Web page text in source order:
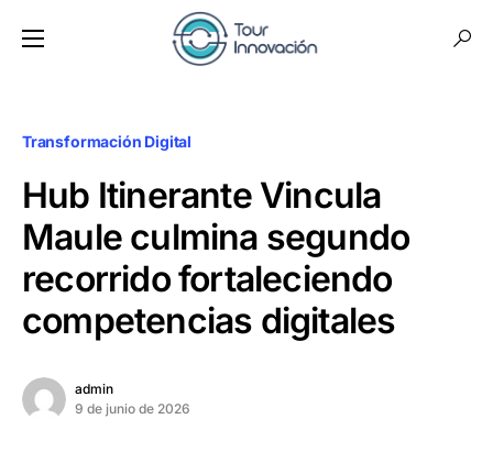
Transformación Digital
Hub Itinerante Vincula
Maule culmina segundo
recorrido fortaleciendo
competencias digitales
admin
9 de junio de 2026